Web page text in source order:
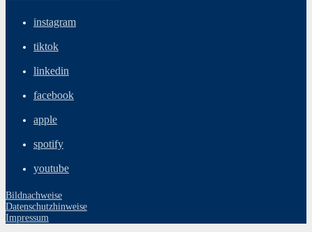
instagram
tiktok
linkedin
facebook
apple
spotify
youtube
Bildnachweise
Datenschutzhinweise
Impressum